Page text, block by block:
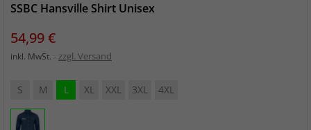
SSBC Hansville Shirt Unisex
Preis
54,99 €
inkl. MwSt. zzgl. Versand
S M L XL XXL 3XL 4XL